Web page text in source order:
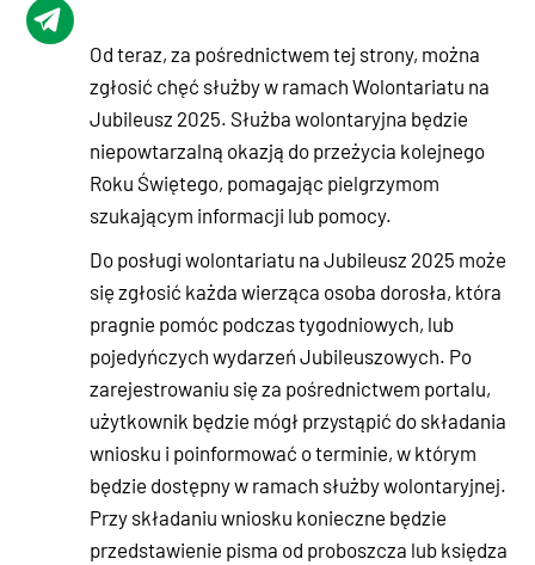
Od teraz, za pośrednictwem tej strony, można
zgłosić chęć służby w ramach Wolontariatu na
Jubileusz 2025. Służba wolontaryjna będzie
niepowtarzalną okazją do przeżycia kolejnego
Roku Świętego, pomagając pielgrzymom
szukającym informacji lub pomocy.
Do posługi wolontariatu na Jubileusz 2025 może
się zgłosić każda wierząca osoba dorosła, która
pragnie pomóc podczas tygodniowych, lub
pojedyńczych wydarzeń Jubileuszowych. Po
zarejestrowaniu się za pośrednictwem portalu,
użytkownik będzie mógł przystąpić do składania
wniosku i poinformować o terminie, w którym
będzie dostępny w ramach służby wolontaryjnej.
Przy składaniu wniosku konieczne będzie
przedstawienie pisma od proboszcza lub księdza